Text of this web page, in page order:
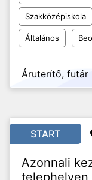
Szakközépiskola
Általános
Áruterítő, futár
START
Azonnali
telephelyen